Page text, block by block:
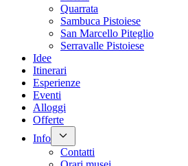
Quarrata
Sambuca Pistoiese
San Marcello Piteglio
Serravalle Pistoiese
Idee
Itinerari
Esperienze
Eventi
Alloggi
Offerte
Info
Contatti